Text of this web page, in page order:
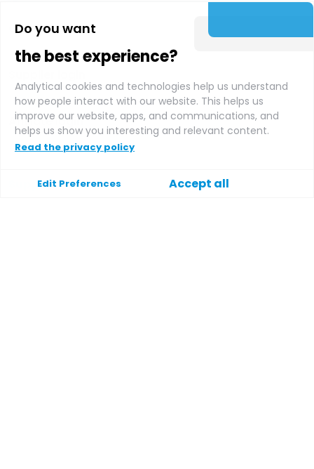
Do you want
the best experience?
Analytical cookies and technologies help us understand
how people interact with our website. This helps us
improve our website, apps, and communications, and
helps us show you interesting and relevant content.
Read the privacy policy
Edit Preferences Accept all
Chi siamo
Affiliate login
Supporto